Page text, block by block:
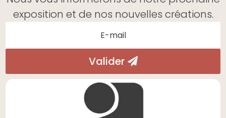
exposition et de nos nouvelles créations.
Valider